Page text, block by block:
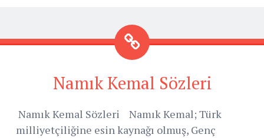
Namık Kemal Sözleri
Namık Kemal Sözleri Namık Kemal; Türk
milliyetçiliğine esin kaynağı olmuş, Genç